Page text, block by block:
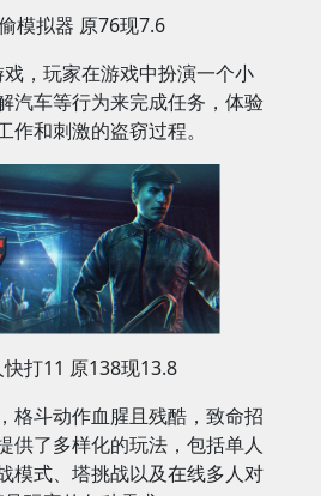
模拟器 原76现7.6
，玩家在游戏中扮演一个小
汽车等行为来完成任务，体验
作和刺激的盗窃过程‌。
打11 原138现13.8
格斗动作血腥且残酷，致命招
供了多样化的玩法，包括单人
模式、塔挑战以及在线多人对